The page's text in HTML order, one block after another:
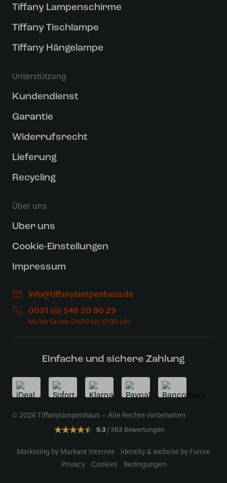
Tiffany Lampenschirme
Tiffany Tischlampe
Tiffany Hängelampe
Unterstützung
Kundendienst
Garantie
Widerrufsrecht
Lieferung
Recycling
Über uns
Uber uns
Cookie-Einstellungen
Impressum
info@tiffanylampenhaus.de
0031 (0) 548 20 90 29
Einfache und sichere Zahlung
© 2026 Tiffanylampenhaus – Alle Rechte vorbehalten
9.3 383 Bewertungen
Marketing by Markant Internet
Identity & website by Furore
Privacy
Cookies Bedingungen